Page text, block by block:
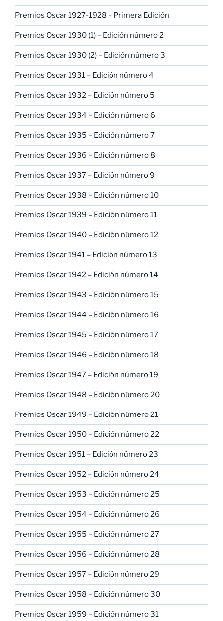
Premios Oscar 1927-1928 – Primera Edición
Premios Oscar 1930 (1) – Edición número 2
Premios Oscar 1930 (2) – Edición número 3
Premios Oscar 1931 – Edición número 4
Premios Oscar 1932 – Edición número 5
Premios Oscar 1934 – Edición número 6
Premios Oscar 1935 – Edición número 7
Premios Oscar 1936 – Edición número 8
Premios Oscar 1937 – Edición número 9
Premios Oscar 1938 – Edición número 10
Premios Oscar 1939 – Edición número 11
Premios Oscar 1940 – Edición número 12
Premios Oscar 1941 – Edición número 13
Premios Oscar 1942 – Edición número 14
Premios Oscar 1943 – Edición número 15
Premios Oscar 1944 – Edición número 16
Premios Oscar 1945 – Edición número 17
Premios Oscar 1946 – Edición número 18
Premios Oscar 1947 – Edición número 19
Premios Oscar 1948 – Edición número 20
Premios Oscar 1949 – Edición número 21
Premios Oscar 1950 – Edición número 22
Premios Oscar 1951 – Edición número 23
Premios Oscar 1952 – Edición número 24
Premios Oscar 1953 – Edición número 25
Premios Oscar 1954 – Edición número 26
Premios Oscar 1955 – Edición número 27
Premios Oscar 1956 – Edición número 28
Premios Oscar 1957 – Edición número 29
Premios Oscar 1958 – Edición número 30
Premios Oscar 1959 – Edición número 31